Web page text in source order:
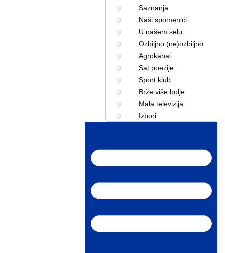
Saznanja
Naši spomenici
U našem selu
Ozbiljno (ne)ozbiljno
Agrokanal
Sat poezije
Sport klub
Brže više bolje
Mala televizija
Izbori